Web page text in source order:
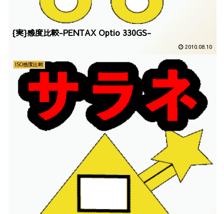
{実}感度比較-PENTAX Optio 330GS-
2010.08.10
ISO感度比較